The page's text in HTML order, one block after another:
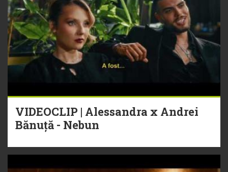
VIDEOCLIP | Alessandra x Andrei
Bănuță - Nebun